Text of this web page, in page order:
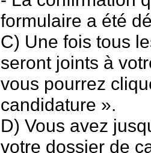
formulaire a été
C) Une fois tous
seront joints à
vous pourrez
candidature ».
D) Vous avez
votre dossier de